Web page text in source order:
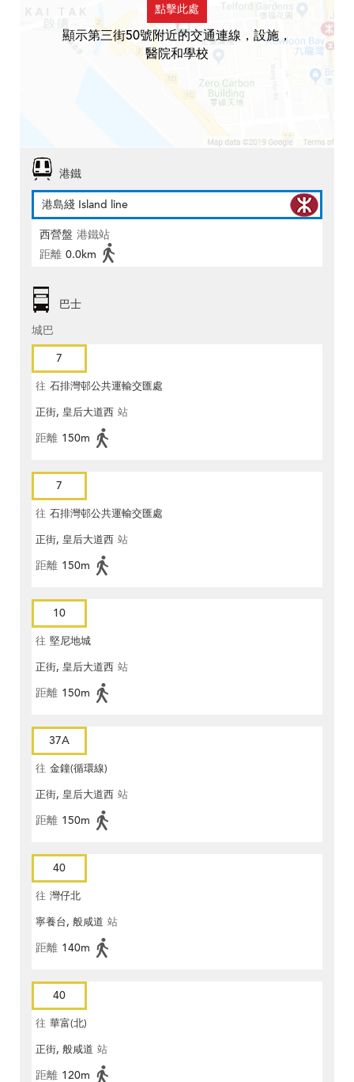
點擊此處
顯示第三街50號附近的交通連線，設施，
醫院和學校
港鐵
港島綫 Island line
西營盤 港鐵站
距離 0.0km
巴士
城巴
7
往 石排灣邨公共運輸交匯處
正街, 皇后大道西 站
距離 150m
7
往 石排灣邨公共運輸交匯處
正街, 皇后大道西 站
距離 150m
10
往 堅尼地城
正街, 皇后大道西 站
距離 150m
37A
往 金鐘(循環線)
正街, 皇后大道西 站
距離 150m
40
往 灣仔北
寧養台, 般咸道 站
距離 140m
40
往 華富(北)
正街, 般咸道 站
距離 120m